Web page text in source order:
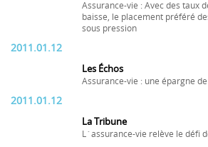
Assurance-vie : Avec des taux
baisse, le placement préféré
sous pression
2011.01.12
Les Échos
Assurance-vie : une épargne
2011.01.12
La Tribune
L´assurance-vie relève le défi